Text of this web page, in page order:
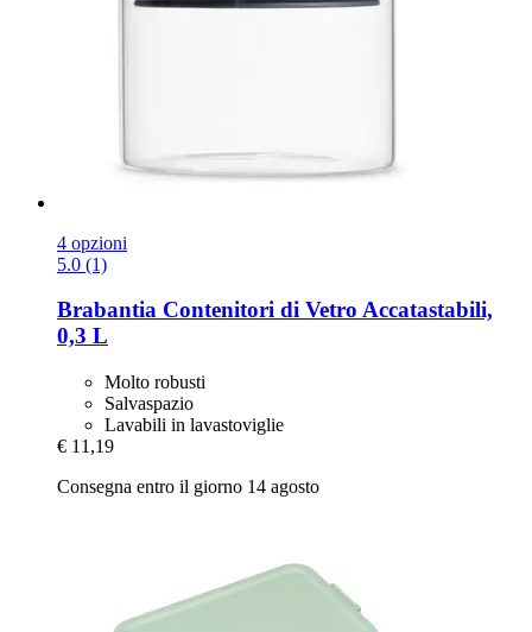
4 opzioni
5.0 (1)
Brabantia Contenitori di Vetro Accatastabili,
0,3 L
Molto robusti
Salvaspazio
Lavabili in lavastoviglie
€ 11,19
Consegna entro il giorno 14 agosto